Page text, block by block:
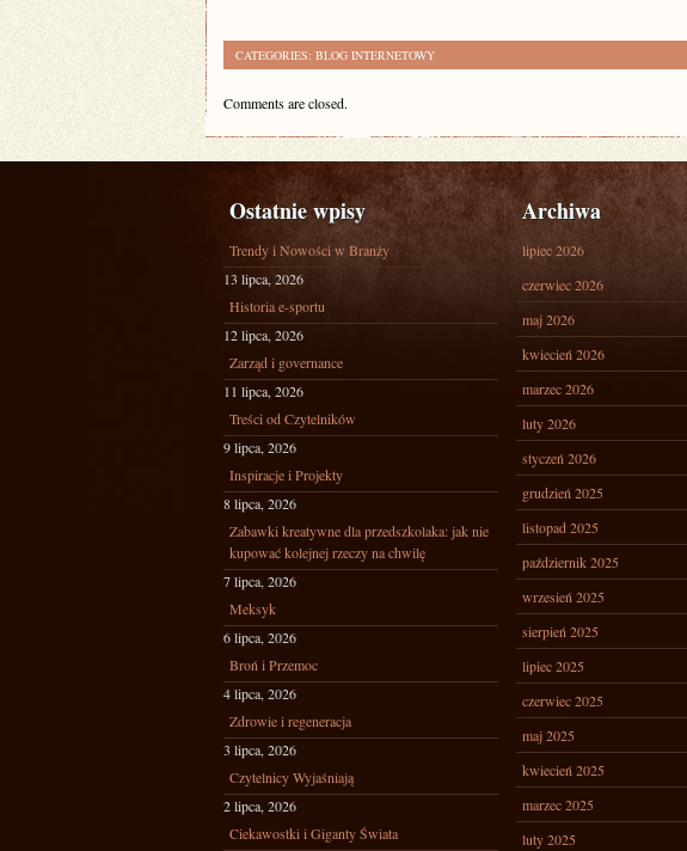
CATEGORIES: BLOG INTERNETOWY
Comments are closed.
Ostatnie wpisy
Trendy i Nowości w Branży
13 lipca, 2026
Historia e-sportu
12 lipca, 2026
Zarząd i governance
11 lipca, 2026
Treści od Czytelników
9 lipca, 2026
Inspiracje i Projekty
8 lipca, 2026
Zabawki kreatywne dla przedszkolaka: jak nie
kupować kolejnej rzeczy na chwilę
7 lipca, 2026
Meksyk
6 lipca, 2026
Broń i Przemoc
4 lipca, 2026
Zdrowie i regeneracja
3 lipca, 2026
Czytelnicy Wyjaśniają
2 lipca, 2026
Ciekawostki i Giganty Świata
Archiwa
lipiec 2026
czerwiec 2026
maj 2026
kwiecień 2026
marzec 2026
luty 2026
styczeń 2026
grudzień 2025
listopad 2025
październik 2025
wrzesień 2025
sierpień 2025
lipiec 2025
czerwiec 2025
maj 2025
kwiecień 2025
marzec 2025
luty 2025